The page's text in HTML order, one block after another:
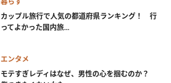
カップル旅行で人気の都道府県ランキング！ 行
ってよかった国内旅...
エンタメ
モテすぎレディはなぜ、男性の心を掴むのか？